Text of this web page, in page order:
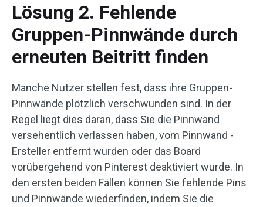
Lösung 2. Fehlende
Gruppen-Pinnwände durch
erneuten Beitritt finden
Manche Nutzer stellen fest, dass ihre Gruppen-
Pinnwände plötzlich verschwunden sind. In der
Regel liegt dies daran, dass Sie die Pinnwand
versehentlich verlassen haben, vom Pinnwand -
Ersteller entfernt wurden oder das Board
vorübergehend von Pinterest deaktiviert wurde. In
den ersten beiden Fällen können Sie fehlende Pins
und Pinnwände wiederfinden, indem Sie die